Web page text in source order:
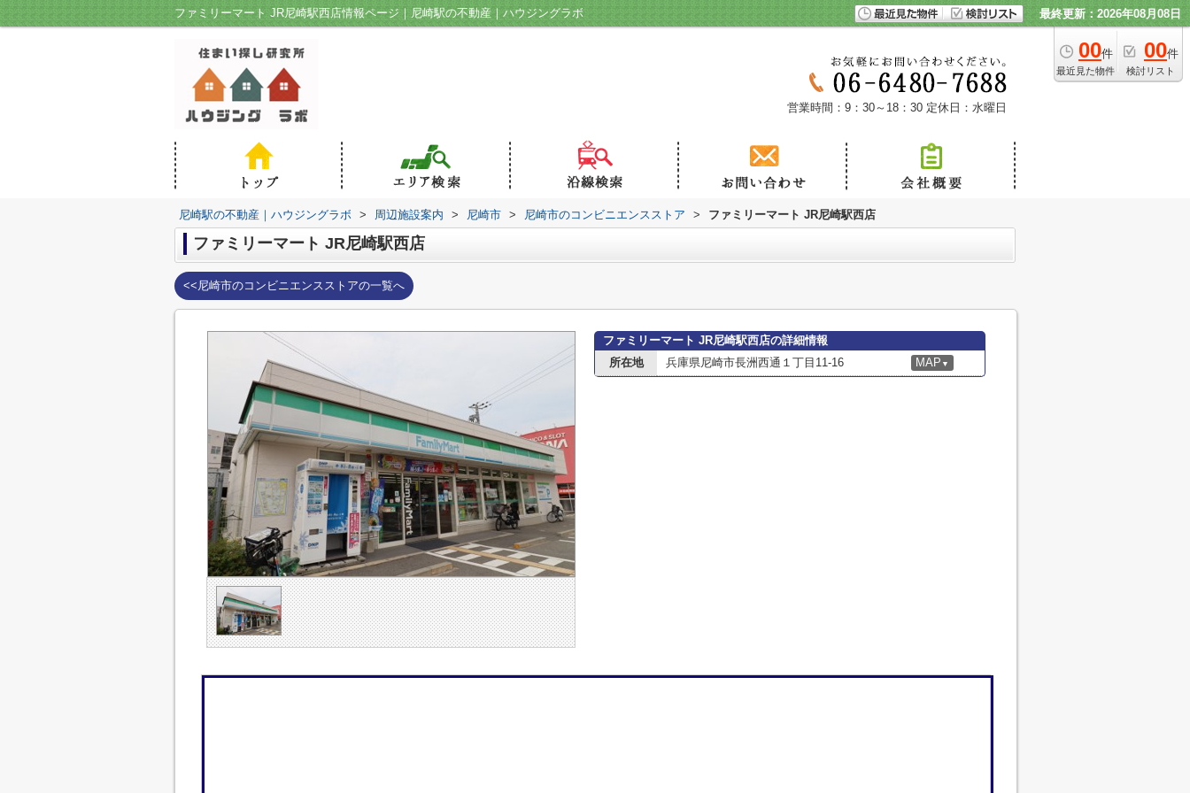
ファミリーマート JR尼崎駅西店情報ページ｜尼崎駅の不動産｜ハウジングラボ 最終更新：2026年08月08日
00件
最近見た物件
00件
検討リスト
営業時間：9：30～18：30 定休日：水曜日
尼崎駅の不動産｜ハウジングラボ > 周辺施設案内 > 尼崎市 > 尼崎市のコンビニエンスストア > ファミリーマート JR尼崎駅西店
ファミリーマート JR尼崎駅西店
<<尼崎市のコンビニエンスストアの一覧へ
ファミリーマート JR尼崎駅西店の詳細情報
所在地
兵庫県尼崎市長洲西通１丁目11-16 MAP ▼